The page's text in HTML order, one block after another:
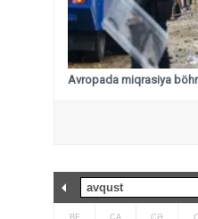
Avropada miqrasiya